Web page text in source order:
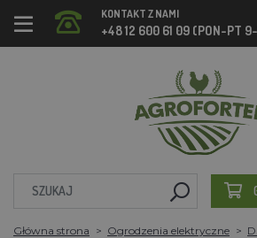
KONTAKT Z NAMI
+48 12 600 61 09 (PON-PT
Główna strona Ogrodzenia elektryczne